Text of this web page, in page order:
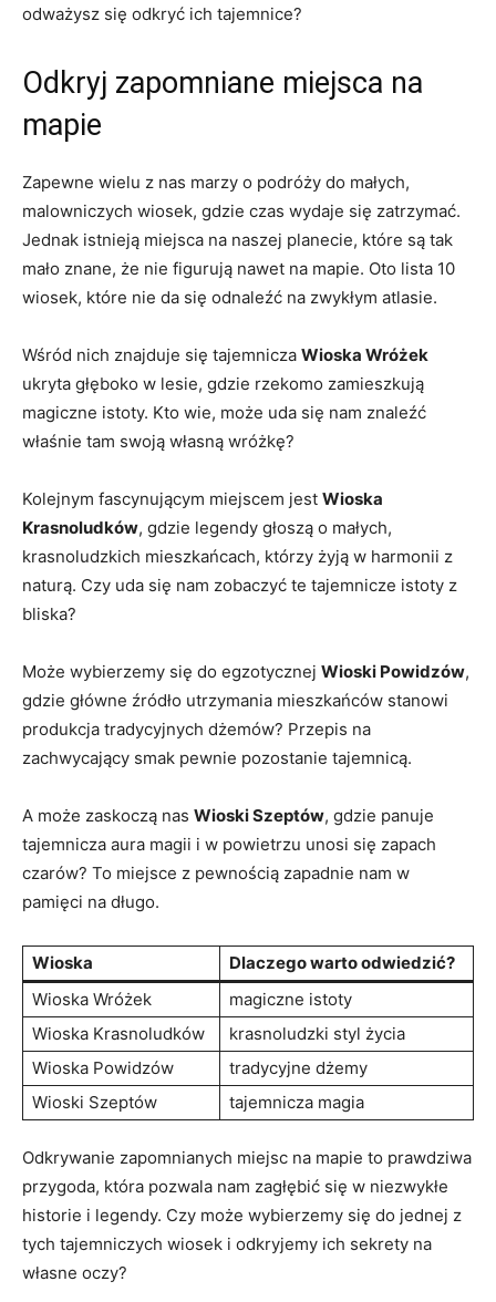
odważysz się odkryć ich tajemnice?
Odkryj zapomniane miejsca​ na
mapie
Zapewne wielu z nas marzy o podróży do małych,
⁣malowniczych wiosek, gdzie czas wydaje się zatrzymać.
Jednak istnieją miejsca na naszej planecie, które są tak
mało znane, że nie figurują nawet na mapie. Oto lista 10
wiosek, które nie da się odnaleźć na zwykłym atlasie.
Wśród nich znajduje się tajemnicza Wioska Wróżek
ukryta głęboko w lesie, gdzie rzekomo zamieszkują
magiczne istoty. Kto wie, może uda się nam znaleźć
właśnie tam ⁢swoją własną wróżkę?
Kolejnym fascynującym ‍miejscem jest Wioska
Krasnoludków, gdzie legendy głoszą o małych,
krasnoludzkich mieszkańcach, którzy żyją w harmonii z
naturą. Czy uda się ⁣nam zobaczyć te tajemnicze istoty z
bliska?
Może wybierzemy się do egzotycznej Wioski Powidzów,
‍gdzie główne źródło utrzymania ‍mieszkańców stanowi
produkcja tradycyjnych dżemów? Przepis na
zachwycający smak pewnie pozostanie tajemnicą.
A może⁤ zaskoczą nas Wioski Szeptów, gdzie panuje
tajemnicza aura magii i w powietrzu unosi się zapach
czarów? To miejsce z pewnością zapadnie nam w
pamięci na długo.
Wioska
Dlaczego ⁢warto odwiedzić?
Wioska Wróżek
magiczne istoty
Wioska Krasnoludków
krasnoludzki styl życia
Wioska Powidzów
tradycyjne dżemy
Wioski Szeptów
tajemnicza magia
Odkrywanie ⁤zapomnianych miejsc na mapie to prawdziwa⁣
przygoda, która ‍pozwala nam zagłębić się w niezwykłe
historie i ⁣legendy. Czy może wybierzemy się do jednej z
tych ⁢tajemniczych wiosek i odkryjemy ich sekrety na
własne oczy?